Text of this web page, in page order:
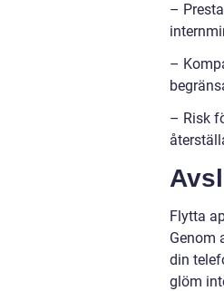
–
–
– Risk
Flytta
Genom
din
glöm